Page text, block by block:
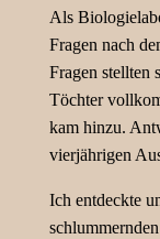
Als
Fragen nach
Fragen stellten
Töchter
kam hinzu.
vierjährigen
Ich entdeckte